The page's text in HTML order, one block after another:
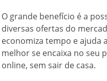
O grande benefício é a
diversas ofertas do
economiza tempo e ajuda
melhor se encaixa no seu
online, sem sair de casa.